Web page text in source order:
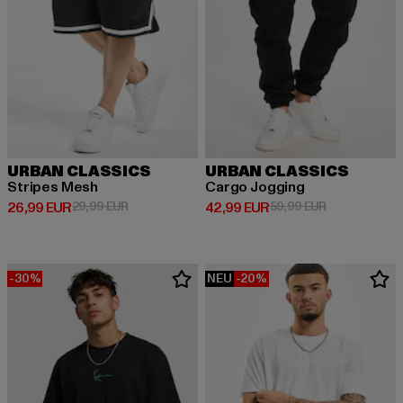
URBAN CLASSICS
Stripes Mesh
26,99 EUR
Derzeitiger Preis: 26,99 EUR
29,99 EURAktionspreis: 29,99 EUR
URBAN CLASSICS
Cargo Jogging
42,99 EUR
Derzeitiger Preis: 42,99 EUR
59,99 EURAktionspreis:
-30% NEU -20%